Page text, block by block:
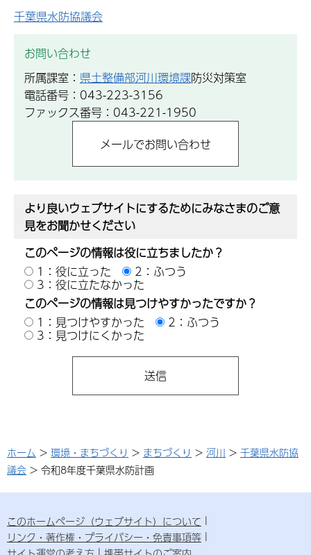
千葉県水防協議会
お問い合わせ
所属課室： 県土整備部河川環境課防災対策室
電話番号：043-223-3156
ファックス番号：043-221-1950
より良いウェブサイトにするためにみなさまのご意
見をお聞かせください
このページの情報は役に立ちましたか？
1：役に立った
2：ふつう
3：役に立たなかった
このページの情報は見つけやすかったですか？
1：見つけやすかった
2：ふつう
3：見つけにくかった
ホーム > 環境・まちづくり > まちづくり > 河川 > 千葉県水防協
議会 > 令和8年度千葉県水防計画
このホームページ（ウェブサイト）について
リンク・著作権・プライバシー・免責事項等